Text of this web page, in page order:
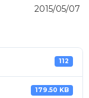
2015/05/07
112
179.50 KB